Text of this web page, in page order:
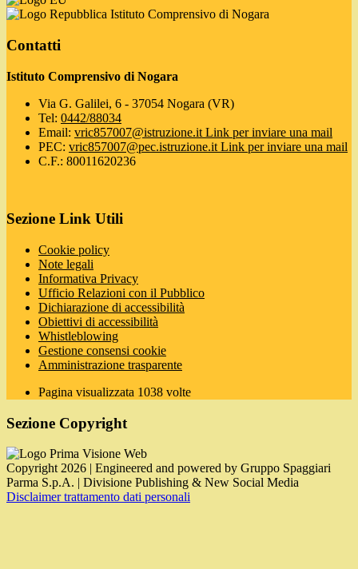
Istituto Comprensivo di Nogara
Contatti
Istituto Comprensivo di Nogara
Via G. Galilei, 6 - 37054 Nogara (VR)
Tel: 0442/88034
Email: vric857007@istruzione.it Link per inviare una mail
PEC: vric857007@pec.istruzione.it Link per inviare una mail
C.F.: 80011620236
Sezione Link Utili
Cookie policy
Note legali
Informativa Privacy
Ufficio Relazioni con il Pubblico
Dichiarazione di accessibilità
Obiettivi di accessibilità
Whistleblowing
Gestione consensi cookie
Amministrazione trasparente
Pagina visualizzata 1038 volte
Sezione Copyright
Copyright 2026 | Engineered and powered by Gruppo Spaggiari
Parma S.p.A. | Divisione Publishing & New Social Media
Disclaimer trattamento dati personali